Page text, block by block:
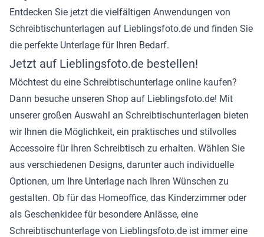
Entdecken Sie jetzt die vielfältigen Anwendungen von
Schreibtischunterlagen auf Lieblingsfoto.de und finden Sie
die perfekte Unterlage für Ihren Bedarf.
Jetzt auf Lieblingsfoto.de bestellen!
Möchtest du eine Schreibtischunterlage online kaufen?
Dann besuche unseren Shop auf Lieblingsfoto.de! Mit
unserer großen Auswahl an Schreibtischunterlagen bieten
wir Ihnen die Möglichkeit, ein praktisches und stilvolles
Accessoire für Ihren Schreibtisch zu erhalten. Wählen Sie
aus verschiedenen Designs, darunter auch individuelle
Optionen, um Ihre Unterlage nach Ihren Wünschen zu
gestalten. Ob für das Homeoffice, das Kinderzimmer oder
als Geschenkidee für besondere Anlässe, eine
Schreibtischunterlage von Lieblingsfoto.de ist immer eine